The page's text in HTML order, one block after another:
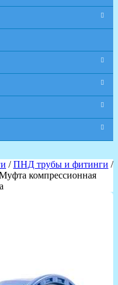
/ПНД трубы и фитинги /
компрессионная